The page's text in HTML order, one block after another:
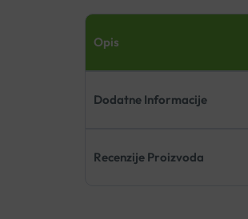
Opis
Dodatne Informacije
Recenzije Proizvoda